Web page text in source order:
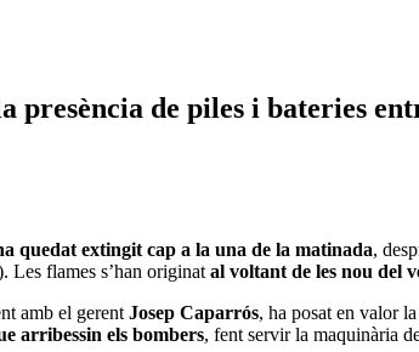
de piles i bateries
quedat extingit cap a la una de la matinada,
Les flames s’han originat al voltant de les nou del
amb el gerent Josep Caparrós, ha posat en valor
arribessin els bombers, fent servir la maquinària